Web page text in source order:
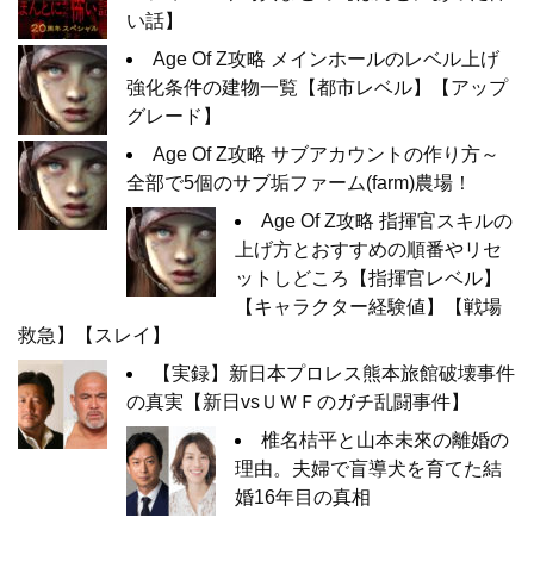
い話】
Age Of Z攻略 メインホールのレベル上げ
強化条件の建物一覧【都市レベル】【アップ
グレード】
Age Of Z攻略 サブアカウントの作り方～
全部で5個のサブ垢ファーム(farm)農場！
Age Of Z攻略 指揮官スキルの
上げ方とおすすめの順番やリセ
ットしどころ【指揮官レベル】
【キャラクター経験値】【戦場
救急】【スレイ】
【実録】新日本プロレス熊本旅館破壊事件
の真実【新日vsＵＷＦのガチ乱闘事件】
椎名桔平と山本未來の離婚の
理由。夫婦で盲導犬を育てた結
婚16年目の真相